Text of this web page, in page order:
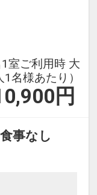
1室ご利用時 大
1名様あたり）
円
食事なし